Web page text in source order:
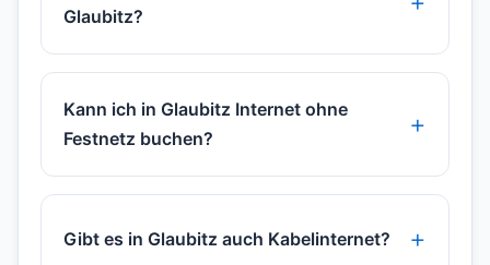
Glaubitz?
Kann ich in Glaubitz Internet ohne
Festnetz buchen?
Gibt es in Glaubitz auch Kabelinternet?